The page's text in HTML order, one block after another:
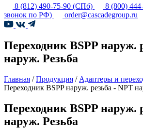
8 (812) 490-75-90 (СПб) 8 (800)
звонок по РФ)
order@cascadegroup.ru
Переходник BSPP наруж.
наруж. Резьба
Главная /Продукция / Адаптеры и
Переходник BSPP наруж. резьба - NPT
Переходник BSPP наруж.
наруж. Резьба